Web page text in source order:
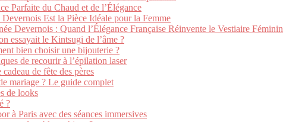
Parfaite du Chaud et de l’Élégance
Est la Pièce Idéale pour la Femme
Devernois : Quand l’Élégance Française Réinvente le Vestiaire Féminin
essayait le Kintsugi de l’âme ?
bien choisir une bijouterie ?
de recourir à l’épilation laser
de fête des pères
mariage ? Le guide complet
de looks
?
à Paris avec des séances immersives